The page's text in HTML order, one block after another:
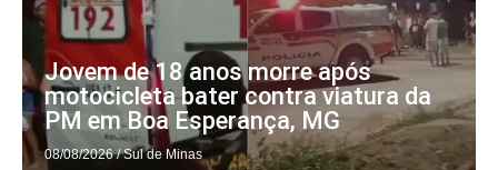
Jovem de 18 anos morre após
motocicleta bater contra viatura da
PM em Boa Esperança, MG
08/08/2026 / Sul de Minas